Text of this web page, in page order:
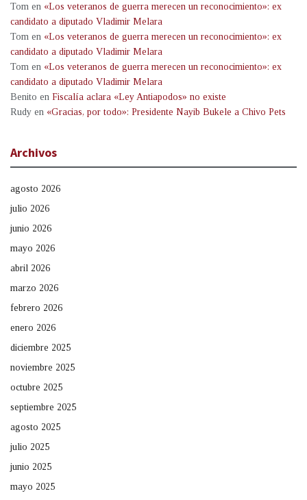
Tom en «Los veteranos de guerra merecen un reconocimiento»: ex
candidato a diputado Vladimir Melara
Tom en «Los veteranos de guerra merecen un reconocimiento»: ex
candidato a diputado Vladimir Melara
Tom en «Los veteranos de guerra merecen un reconocimiento»: ex
candidato a diputado Vladimir Melara
Benito en Fiscalía aclara «Ley Antiapodos» no existe
Rudy en «Gracias, por todo»: Presidente Nayib Bukele a Chivo Pets
Archivos
agosto 2026
julio 2026
junio 2026
mayo 2026
abril 2026
marzo 2026
febrero 2026
enero 2026
diciembre 2025
noviembre 2025
octubre 2025
septiembre 2025
agosto 2025
julio 2025
junio 2025
mayo 2025